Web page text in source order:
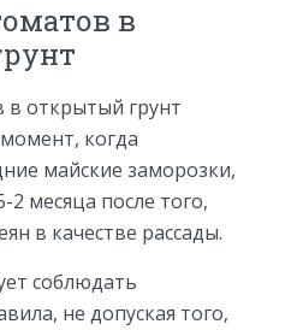
в
в открытый грунт
когда
майские заморозки,
2 месяца после того,
в качестве рассады.
соблюдать
не допуская того,